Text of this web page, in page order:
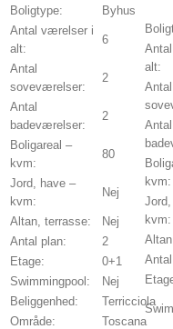
Boligtype:
Byhus
Antal værelser i
alt:
6
Antal
soveværelser:
2
Antal
badeværelser:
2
Boligareal –
kvm:
80
Jord, have –
kvm:
Nej
Altan, terrasse:
Nej
Antal plan:
2
Etage:
0+1
Swimmingpool:
Nej
Beliggenhed:
Terricciola
Område:
Toscana
alt:
Antal
Antal
kvm:
kvm: